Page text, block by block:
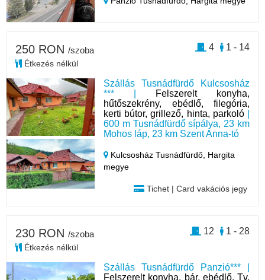
Szállás Tusnádfürdő Kulcsosház
*** |
Felszerelt konyha,
hűtőszekrény, ebédlő, filegória,
kerti bútor, grillező, hinta, parkoló|
600 m Tusnádfürdő sípálya, 23 km
Mohos láp, 23 km Szent Anna-tó
Kulcsosház Tusnádfürdő, Hargita
megye
Tichet | Card vakációs jegy
250 RON /szoba
Étkezés nélkül
1 - 14
4
Szállás Tusnádfürdő Panzió*** |
Felszerelt konyha, bár, ebédlő, Tv,
230 RON /szoba
Étkezés nélkül
1 - 28
12